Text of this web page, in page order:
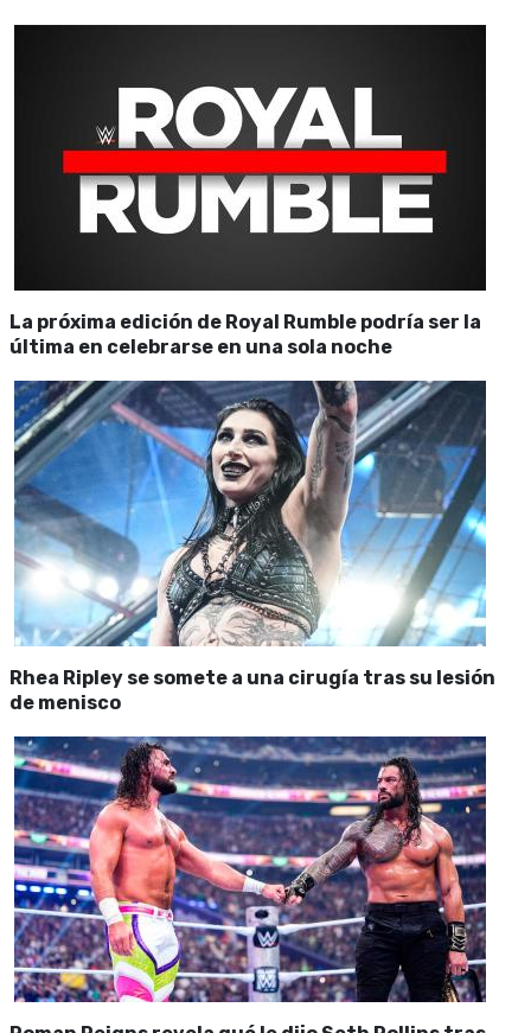
La próxima edición de Royal Rumble podría ser la
última en celebrarse en una sola noche
Rhea Ripley se somete a una cirugía tras su lesión
de menisco